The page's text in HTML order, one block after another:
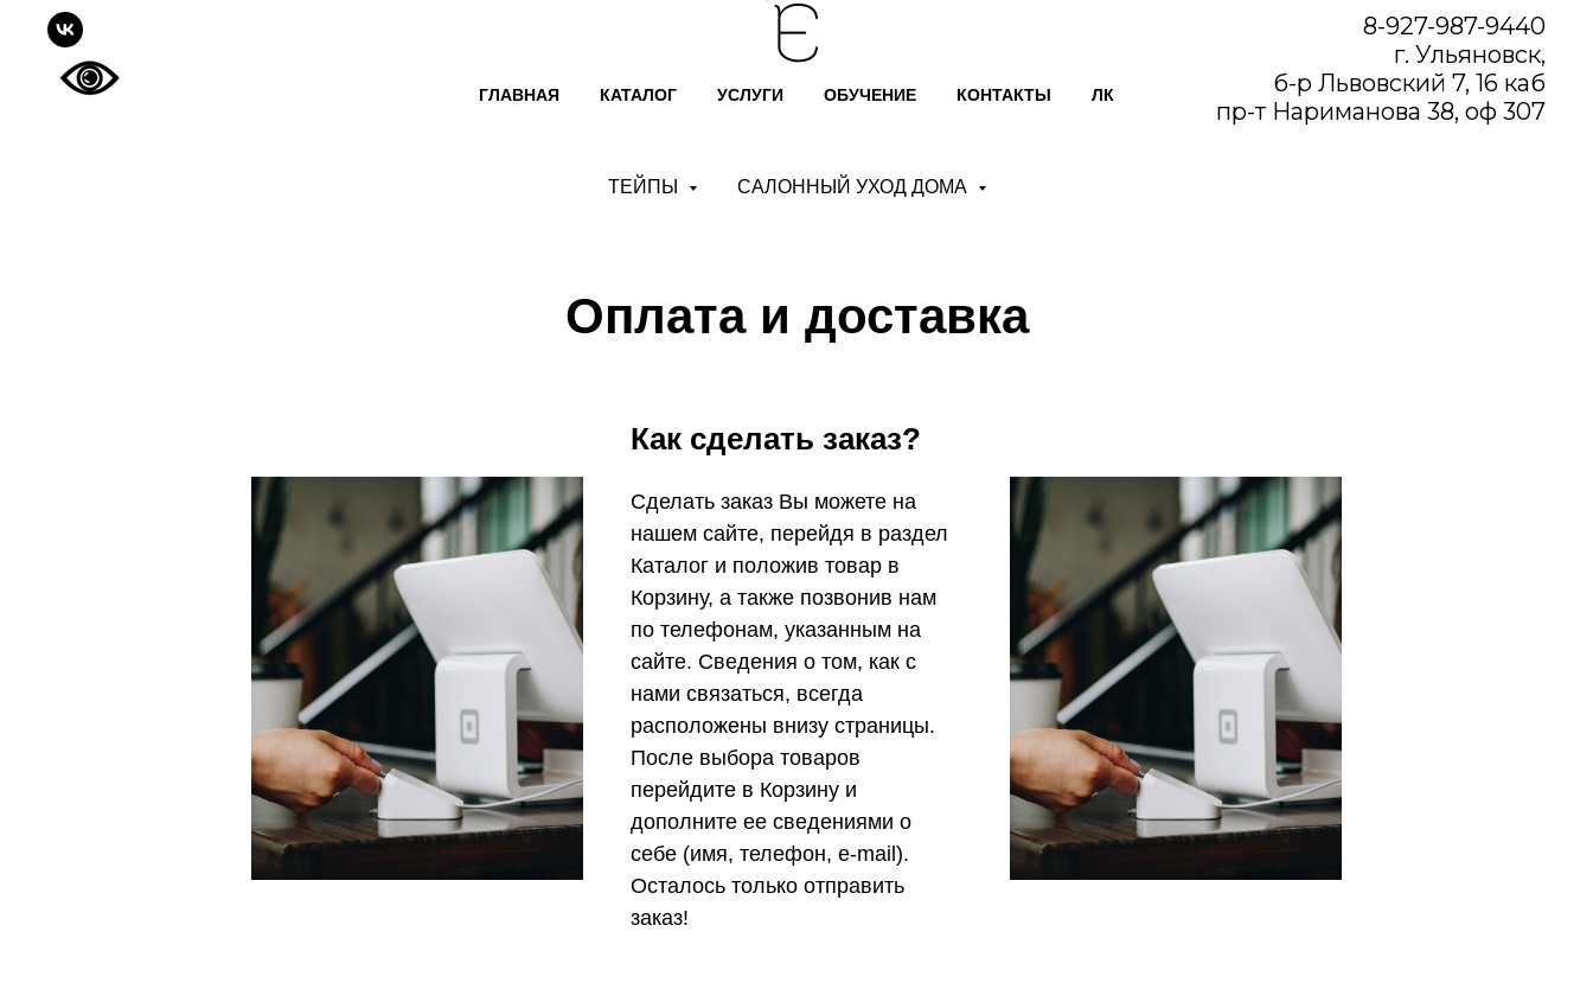
8-927-987-9440
г. Ульяновск,
б-р Львовский 7, 16 каб
пр-т Нариманова 38, оф 307
ГЛАВНАЯ КАТАЛОГ УСЛУГИ ОБУЧЕНИЕ КОНТАКТЫ ЛК
Онлайн-запись
ТЕЙПЫ САЛОННЫЙ УХОД ДОМА
Оплата и доставка
Как сделать заказ?
Сделать заказ Вы можете на
нашем сайте, перейдя в раздел
Каталог и положив товар в
Корзину, а также позвонив нам
по телефонам, указанным на
сайте. Сведения о том, как с
нами связаться, всегда
расположены внизу страницы.
После выбора товаров
перейдите в Корзину и
дополните ее сведениями о
себе (имя, телефон, e-mail).
Осталось только отправить
заказ!